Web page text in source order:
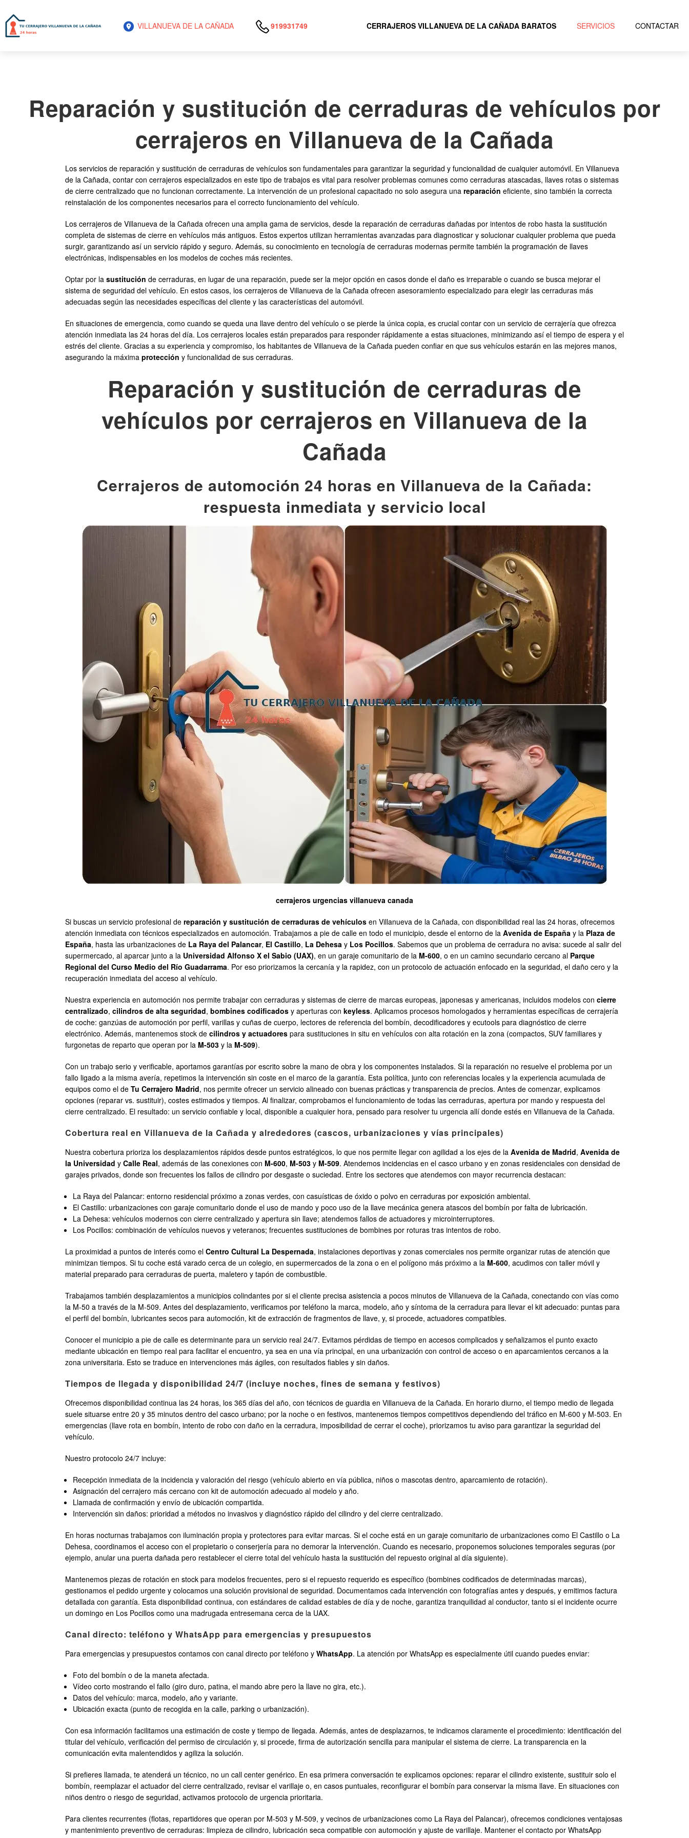
VILLANUEVA DE LA CAÑADA 919931749 CERRAJEROS VILLANUEVA DE LA CAÑADA BARATOS SERVICIOS CONTACTAR
Reparación y sustitución de cerraduras de vehículos por
cerrajeros en Villanueva de la Cañada
Los servicios de reparación y sustitución de cerraduras de vehículos son fundamentales para garantizar la seguridad y funcionalidad de cualquier automóvil. En Villanueva
de la Cañada, contar con cerrajeros especializados en este tipo de trabajos es vital para resolver problemas comunes como cerraduras atascadas, llaves rotas o sistemas
de cierre centralizado que no funcionan correctamente. La intervención de un profesional capacitado no solo asegura una reparación eficiente, sino también la correcta
reinstalación de los componentes necesarios para el correcto funcionamiento del vehículo.
Los cerrajeros de Villanueva de la Cañada ofrecen una amplia gama de servicios, desde la reparación de cerraduras dañadas por intentos de robo hasta la sustitución
completa de sistemas de cierre en vehículos más antiguos. Estos expertos utilizan herramientas avanzadas para diagnosticar y solucionar cualquier problema que pueda
surgir, garantizando así un servicio rápido y seguro. Además, su conocimiento en tecnología de cerraduras modernas permite también la programación de llaves
electrónicas, indispensables en los modelos de coches más recientes.
Optar por la sustitución de cerraduras, en lugar de una reparación, puede ser la mejor opción en casos donde el daño es irreparable o cuando se busca mejorar el
sistema de seguridad del vehículo. En estos casos, los cerrajeros de Villanueva de la Cañada ofrecen asesoramiento especializado para elegir las cerraduras más
adecuadas según las necesidades específicas del cliente y las características del automóvil.
En situaciones de emergencia, como cuando se queda una llave dentro del vehículo o se pierde la única copia, es crucial contar con un servicio de cerrajería que ofrezca
atención inmediata las 24 horas del día. Los cerrajeros locales están preparados para responder rápidamente a estas situaciones, minimizando así el tiempo de espera y el
estrés del cliente. Gracias a su experiencia y compromiso, los habitantes de Villanueva de la Cañada pueden confiar en que sus vehículos estarán en las mejores manos,
asegurando la máxima protección y funcionalidad de sus cerraduras.
Reparación y sustitución de cerraduras de
vehículos por cerrajeros en Villanueva de la
Cañada
Cerrajeros de automoción 24 horas en Villanueva de la Cañada:
respuesta inmediata y servicio local
cerrajeros urgencias villanueva canada
Si buscas un servicio profesional de reparación y sustitución de cerraduras de vehículos en Villanueva de la Cañada, con disponibilidad real las 24 horas, ofrecemos
atención inmediata con técnicos especializados en automoción. Trabajamos a pie de calle en todo el municipio, desde el entorno de la Avenida de España y la Plaza de
España, hasta las urbanizaciones de La Raya del Palancar, El Castillo, La Dehesa y Los Pocillos. Sabemos que un problema de cerradura no avisa: sucede al salir del
supermercado, al aparcar junto a la Universidad Alfonso X el Sabio (UAX), en un garaje comunitario de la M-600, o en un camino secundario cercano al Parque
Regional del Curso Medio del Río Guadarrama. Por eso priorizamos la cercanía y la rapidez, con un protocolo de actuación enfocado en la seguridad, el daño cero y la
recuperación inmediata del acceso al vehículo.
Nuestra experiencia en automoción nos permite trabajar con cerraduras y sistemas de cierre de marcas europeas, japonesas y americanas, incluidos modelos con cierre
centralizado, cilindros de alta seguridad, bombines codificados y aperturas con keyless. Aplicamos procesos homologados y herramientas específicas de cerrajería
de coche: ganzúas de automoción por perfil, varillas y cuñas de cuerpo, lectores de referencia del bombín, decodificadores y ecutools para diagnóstico de cierre
electrónico. Además, mantenemos stock de cilindros y actuadores para sustituciones in situ en vehículos con alta rotación en la zona (compactos, SUV familiares y
furgonetas de reparto que operan por la M-503 y la M-509).
Con un trabajo serio y verificable, aportamos garantías por escrito sobre la mano de obra y los componentes instalados. Si la reparación no resuelve el problema por un
fallo ligado a la misma avería, repetimos la intervención sin coste en el marco de la garantía. Esta política, junto con referencias locales y la experiencia acumulada de
equipos como el de Tu Cerrajero Madrid, nos permite ofrecer un servicio alineado con buenas prácticas y transparencia de precios. Antes de comenzar, explicamos
opciones (reparar vs. sustituir), costes estimados y tiempos. Al finalizar, comprobamos el funcionamiento de todas las cerraduras, apertura por mando y respuesta del
cierre centralizado. El resultado: un servicio confiable y local, disponible a cualquier hora, pensado para resolver tu urgencia allí donde estés en Villanueva de la Cañada.
Cobertura real en Villanueva de la Cañada y alrededores (cascos, urbanizaciones y vías principales)
Nuestra cobertura prioriza los desplazamientos rápidos desde puntos estratégicos, lo que nos permite llegar con agilidad a los ejes de la Avenida de Madrid, Avenida de
la Universidad y Calle Real, además de las conexiones con M-600, M-503 y M-509. Atendemos incidencias en el casco urbano y en zonas residenciales con densidad de
garajes privados, donde son frecuentes los fallos de cilindro por desgaste o suciedad. Entre los sectores que atendemos con mayor recurrencia destacan:
La Raya del Palancar: entorno residencial próximo a zonas verdes, con casuísticas de óxido o polvo en cerraduras por exposición ambiental.
El Castillo: urbanizaciones con garaje comunitario donde el uso de mando y poco uso de la llave mecánica genera atascos del bombín por falta de lubricación.
La Dehesa: vehículos modernos con cierre centralizado y apertura sin llave; atendemos fallos de actuadores y microinterruptores.
Los Pocillos: combinación de vehículos nuevos y veteranos; frecuentes sustituciones de bombines por roturas tras intentos de robo.
La proximidad a puntos de interés como el Centro Cultural La Despernada, instalaciones deportivas y zonas comerciales nos permite organizar rutas de atención que
minimizan tiempos. Si tu coche está varado cerca de un colegio, en supermercados de la zona o en el polígono más próximo a la M-600, acudimos con taller móvil y
material preparado para cerraduras de puerta, maletero y tapón de combustible.
Trabajamos también desplazamientos a municipios colindantes por si el cliente precisa asistencia a pocos minutos de Villanueva de la Cañada, conectando con vías como
la M-50 a través de la M-509. Antes del desplazamiento, verificamos por teléfono la marca, modelo, año y síntoma de la cerradura para llevar el kit adecuado: puntas para
el perfil del bombín, lubricantes secos para automoción, kit de extracción de fragmentos de llave, y, si procede, actuadores compatibles.
Conocer el municipio a pie de calle es determinante para un servicio real 24/7. Evitamos pérdidas de tiempo en accesos complicados y señalizamos el punto exacto
mediante ubicación en tiempo real para facilitar el encuentro, ya sea en una vía principal, en una urbanización con control de acceso o en aparcamientos cercanos a la
zona universitaria. Esto se traduce en intervenciones más ágiles, con resultados fiables y sin daños.
Tiempos de llegada y disponibilidad 24/7 (incluye noches, fines de semana y festivos)
Ofrecemos disponibilidad continua las 24 horas, los 365 días del año, con técnicos de guardia en Villanueva de la Cañada. En horario diurno, el tiempo medio de llegada
suele situarse entre 20 y 35 minutos dentro del casco urbano; por la noche o en festivos, mantenemos tiempos competitivos dependiendo del tráfico en M-600 y M-503. En
emergencias (llave rota en bombín, intento de robo con daño en la cerradura, imposibilidad de cerrar el coche), priorizamos tu aviso para garantizar la seguridad del
vehículo.
Nuestro protocolo 24/7 incluye:
Recepción inmediata de la incidencia y valoración del riesgo (vehículo abierto en vía pública, niños o mascotas dentro, aparcamiento de rotación).
Asignación del cerrajero más cercano con kit de automoción adecuado al modelo y año.
Llamada de confirmación y envío de ubicación compartida.
Intervención sin daños: prioridad a métodos no invasivos y diagnóstico rápido del cilindro y del cierre centralizado.
En horas nocturnas trabajamos con iluminación propia y protectores para evitar marcas. Si el coche está en un garaje comunitario de urbanizaciones como El Castillo o La
Dehesa, coordinamos el acceso con el propietario o conserjería para no demorar la intervención. Cuando es necesario, proponemos soluciones temporales seguras (por
ejemplo, anular una puerta dañada pero restablecer el cierre total del vehículo hasta la sustitución del repuesto original al día siguiente).
Mantenemos piezas de rotación en stock para modelos frecuentes, pero si el repuesto requerido es específico (bombines codificados de determinadas marcas),
gestionamos el pedido urgente y colocamos una solución provisional de seguridad. Documentamos cada intervención con fotografías antes y después, y emitimos factura
detallada con garantía. Esta disponibilidad continua, con estándares de calidad estables de día y de noche, garantiza tranquilidad al conductor, tanto si el incidente ocurre
un domingo en Los Pocillos como una madrugada entresemana cerca de la UAX.
Canal directo: teléfono y WhatsApp para emergencias y presupuestos
Para emergencias y presupuestos contamos con canal directo por teléfono y WhatsApp. La atención por WhatsApp es especialmente útil cuando puedes enviar:
Foto del bombín o de la maneta afectada.
Vídeo corto mostrando el fallo (giro duro, patina, el mando abre pero la llave no gira, etc.).
Datos del vehículo: marca, modelo, año y variante.
Ubicación exacta (punto de recogida en la calle, parking o urbanización).
Con esa información facilitamos una estimación de coste y tiempo de llegada. Además, antes de desplazarnos, te indicamos claramente el procedimiento: identificación del
titular del vehículo, verificación del permiso de circulación y, si procede, firma de autorización sencilla para manipular el sistema de cierre. La transparencia en la
comunicación evita malentendidos y agiliza la solución.
Si prefieres llamada, te atenderá un técnico, no un call center genérico. En esa primera conversación te explicamos opciones: reparar el cilindro existente, sustituir solo el
bombín, reemplazar el actuador del cierre centralizado, revisar el varillaje o, en casos puntuales, reconfigurar el bombín para conservar la misma llave. En situaciones con
niños dentro o riesgo de seguridad, activamos protocolo de urgencia prioritaria.
Para clientes recurrentes (flotas, repartidores que operan por M-503 y M-509, y vecinos de urbanizaciones como La Raya del Palancar), ofrecemos condiciones ventajosas
y mantenimiento preventivo de cerraduras: limpieza de cilindro, lubricación seca compatible con automoción y ajuste de varillaje. Mantener el contacto por WhatsApp